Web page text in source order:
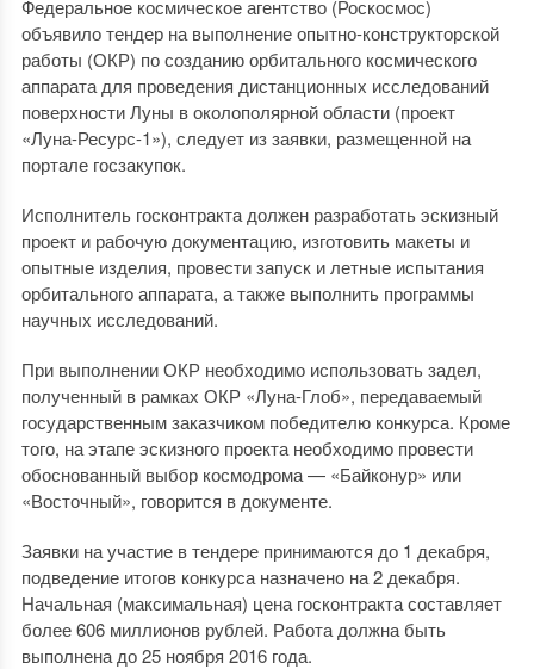
Федеральное космическое агентство (Роскосмос)
объявило тендер на выполнение опытно-конструкторской
работы (ОКР) по созданию орбитального космического
аппарата для проведения дистанционных исследований
поверхности Луны в околополярной области (проект
«Луна-Ресурс-1»), следует из заявки, размещенной на
портале госзакупок.
Исполнитель госконтракта должен разработать эскизный
проект и рабочую документацию, изготовить макеты и
опытные изделия, провести запуск и летные испытания
орбитального аппарата, а также выполнить программы
научных исследований.
При выполнении ОКР необходимо использовать задел,
полученный в рамках ОКР «Луна-Глоб», передаваемый
государственным заказчиком победителю конкурса. Кроме
того, на этапе эскизного проекта необходимо провести
обоснованный выбор космодрома — «Байконур» или
«Восточный», говорится в документе.
Заявки на участие в тендере принимаются до 1 декабря,
подведение итогов конкурса назначено на 2 декабря.
Начальная (максимальная) цена госконтракта составляет
более 606 миллионов рублей. Работа должна быть
выполнена до 25 ноября 2016 года.